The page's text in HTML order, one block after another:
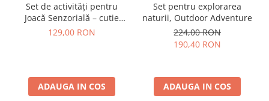
Set de activități pentru
Joacă Senzorială – cutie
multi-senzorială
129,00 RON
ADAUGA IN COS
Set pentru explorarea
naturii, Outdoor Adventure
224,00 RON
190,40 RON
ADAUGA IN COS